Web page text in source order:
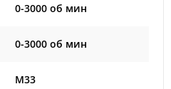
0-3000 об мин
0-3000 об мин
M33